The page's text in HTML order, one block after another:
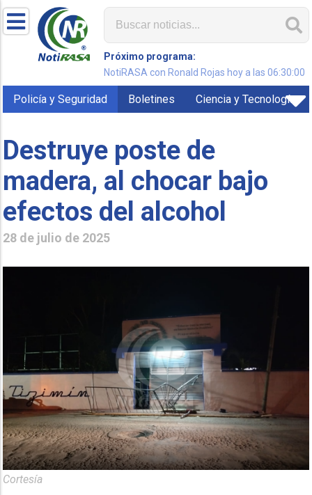
Próximo programa:
NotiRASA con Ronald Rojas hoy a las 06:30:00
Policía y Seguridad Boletines Ciencia y Tecnología
Destruye poste de
madera, al chocar bajo
efectos del alcohol
28 de julio de 2025
Cortesía